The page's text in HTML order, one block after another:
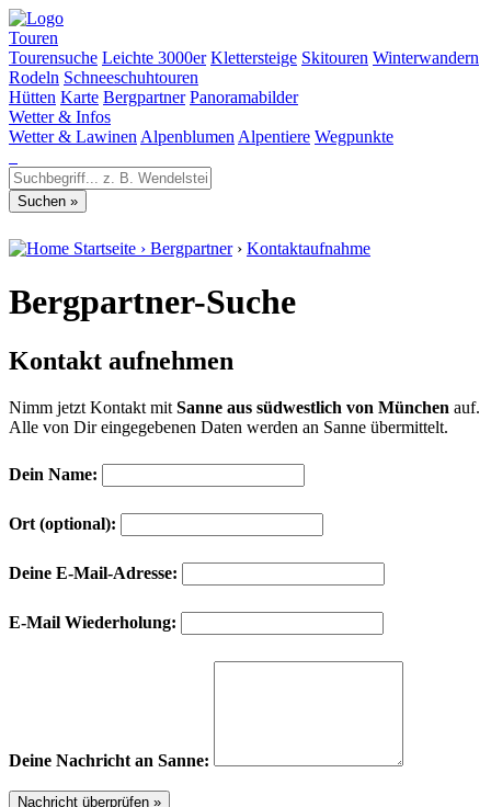
Touren
Tourensuche Leichte 3000er Klettersteige Skitouren Winterwandern
Rodeln Schneeschuhtouren
Hütten Karte Bergpartner Panoramabilder
Wetter & Infos
Wetter & Lawinen Alpenblumen Alpentiere Wegpunkte
Startseite › Bergpartner › Kontaktaufnahme
Bergpartner-Suche
Kontakt aufnehmen
Nimm jetzt Kontakt mit Sanne aus südwestlich von München auf.
Alle von Dir eingegebenen Daten werden an Sanne übermittelt.
Dein Name:
Ort (optional):
Deine E-Mail-Adresse:
E-Mail Wiederholung:
Deine Nachricht an Sanne: